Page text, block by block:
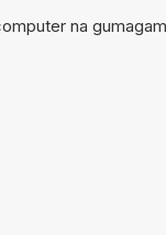
na